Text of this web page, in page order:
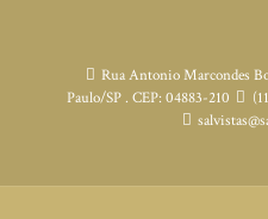
Rua Antonio Marcondes
Paulo/SP . CEP: 04883-210